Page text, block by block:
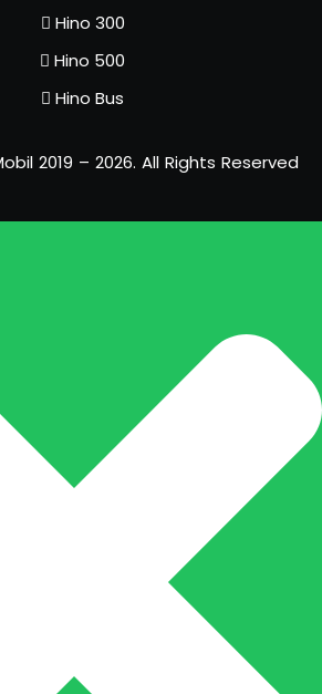
Hino 300
Hino 500
Hino Bus
2019 – 2026. All Rights Reserved